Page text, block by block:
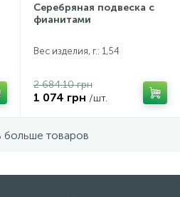
Серебряная подвеска с
фианитами
Вес изделия, г.: 1,54
2 684.10 грн
1 074 грн /шт.
больше товаров